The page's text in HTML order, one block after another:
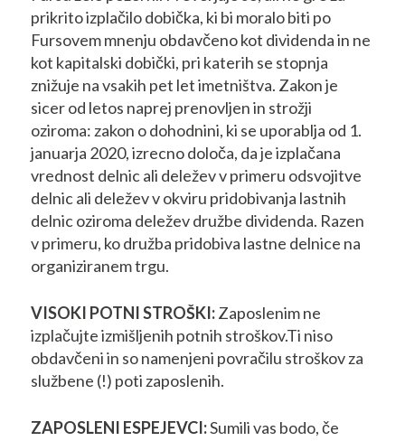
prikrito izplačilo dobička, ki bi moralo biti po
Fursovem mnenju obdavčeno kot dividenda in ne
kot kapitalski dobički, pri katerih se stopnja
znižuje na vsakih pet let imetništva. Zakon je
sicer od letos naprej prenovljen in strožji
oziroma: zakon o dohodnini, ki se uporablja od 1.
januarja 2020, izrecno določa, da je izplačana
vrednost delnic ali deležev v primeru odsvojitve
delnic ali deležev v okviru pridobivanja lastnih
delnic oziroma deležev družbe dividenda. Razen
v primeru, ko družba pridobiva lastne delnice na
organiziranem trgu.
VISOKI POTNI STROŠKI:Zaposlenim ne
izplačujte izmišljenih potnih stroškov.Ti niso
obdavčeni in so namenjeni povračilu stroškov za
službene (!) poti zaposlenih.
ZAPOSLENI ESPEJEVCI:Sumili vas bodo, če